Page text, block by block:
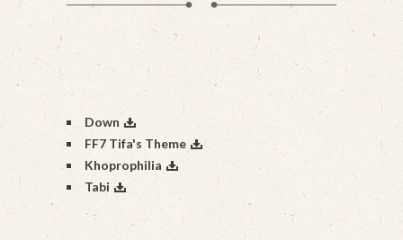
Down
FF7 Tifa's Theme
Khoprophilia
Tabi